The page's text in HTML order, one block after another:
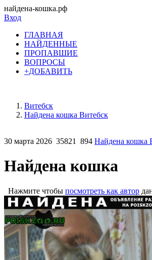
найдена-кошка.рф
Вход
ГЛАВНАЯ
НАЙДЕННЫЕ
ПРОПАВШИЕ
ВОПРОСЫ
+ДОБАВИТЬ
Витебск
Найдена кошка Витебск
30 марта 2026 35821 894 Найдена кошка
Найдена кошка
Нажмите чтобы посмотреть как автор